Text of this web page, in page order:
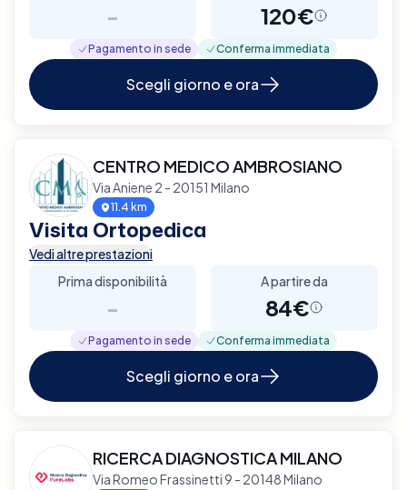
- 120€
Pagamento in sede Conferma immediata
Scegli giorno e ora
CENTRO MEDICO AMBROSIANO
Via Aniene 2 - 20151 Milano
11.4 km
Visita Ortopedica
Vedi altre prestazioni
Prima disponibilità
-
A partire da
84€
Pagamento in sede Conferma immediata
Scegli giorno e ora
RICERCA DIAGNOSTICA MILANO
Via Romeo Frassinetti 9 - 20148 Milano